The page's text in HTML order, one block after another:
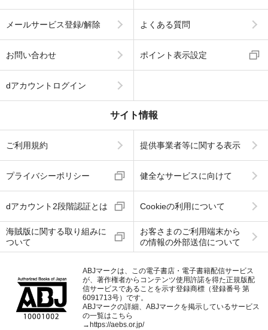
メールサービス登録/解除 よくある質問
お問い合わせ ポイント表示設定
dアカウントログイン
サイト情報
ご利用規約 提供事業者等に関する表示
プライバシーポリシー 健全なサービスに向けて
dアカウント2段階認証とは Cookieの利用について
海賊版に関する取り組みに
ついて
お客さまのご利用端末から
の情報の外部送信について
ABJマークは、この電子書店・電子書籍配信サービス
が、著作権者からコンテンツ使用許諾を得た正規版配
信サービスであることを示す登録商標（登録番号 第
6091713号）です。
ABJマークの詳細、ABJマークを掲示しているサービス
の一覧はこちら
→ https://aebs.or.jp/